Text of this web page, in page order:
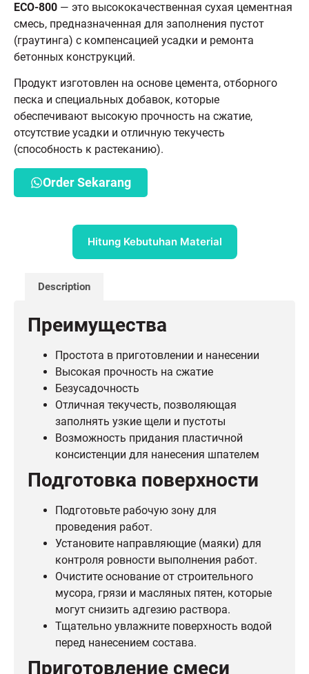
ECO-800 — это высококачественная сухая цементная
смесь, предназначенная для заполнения пустот
(граутинга) с компенсацией усадки и ремонта
бетонных конструкций.
Продукт изготовлен на основе цемента, отборного
песка и специальных добавок, которые
обеспечивают высокую прочность на сжатие,
отсутствие усадки и отличную текучесть
(способность к растеканию).
Order Sekarang
Hitung Kebutuhan Material
Description
Преимущества
Простота в приготовлении и нанесении
Высокая прочность на сжатие
Безусадочность
Отличная текучесть, позволяющая
заполнять узкие щели и пустоты
Возможность придания пластичной
консистенции для нанесения шпателем
Подготовка поверхности
Подготовьте рабочую зону для
проведения работ.
Установите направляющие (маяки) для
контроля ровности выполнения работ.
Очистите основание от строительного
мусора, грязи и масляных пятен, которые
могут снизить адгезию раствора.
Тщательно увлажните поверхность водой
перед нанесением состава.
Приготовление смеси